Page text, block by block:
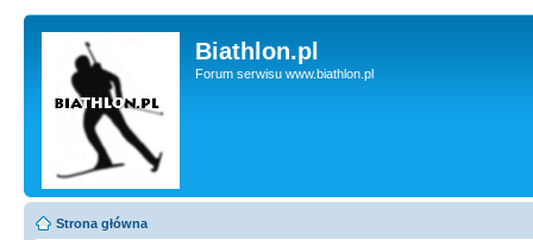
Biathlon.pl
Forum serwisu www.biathlon.pl
Strona główna